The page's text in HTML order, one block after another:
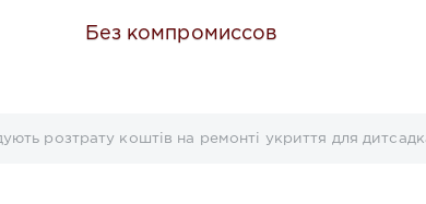
Без компромиссов
розтрату коштів на ремонті укриття для